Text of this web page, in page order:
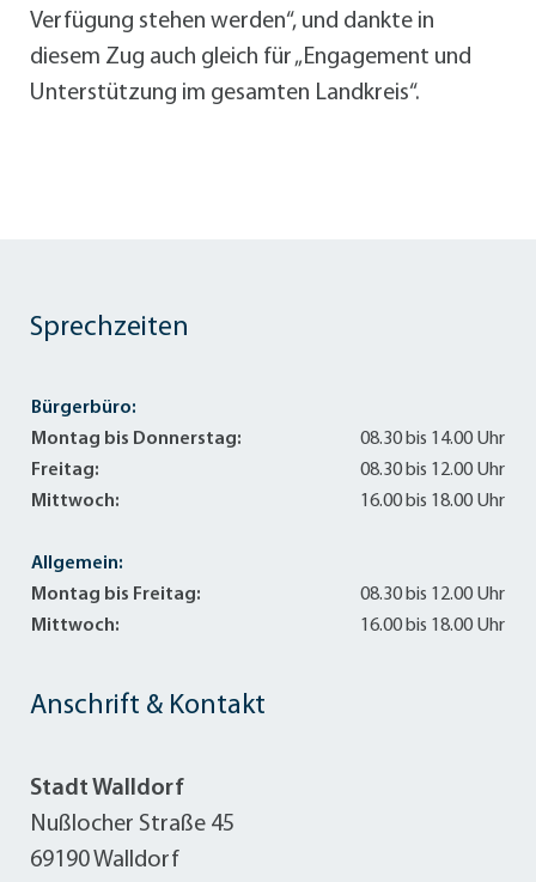
Verfügung stehen werden“, und dankte in
diesem Zug auch gleich für „Engagement und
Unterstützung im gesamten Landkreis“.
Anschrift & Kontakt
Stadt Walldorf
Nußlocher Straße 45
69190 Walldorf
Sprechzeiten
Bürgerbüro:
Montag bis Donnerstag:
08.30 bis 14.00 Uhr
Freitag:
08.30 bis 12.00 Uhr
Mittwoch:
16.00 bis 18.00 Uhr
Allgemein:
Montag bis Freitag:
08.30 bis 12.00 Uhr
Mittwoch:
16.00 bis 18.00 Uhr